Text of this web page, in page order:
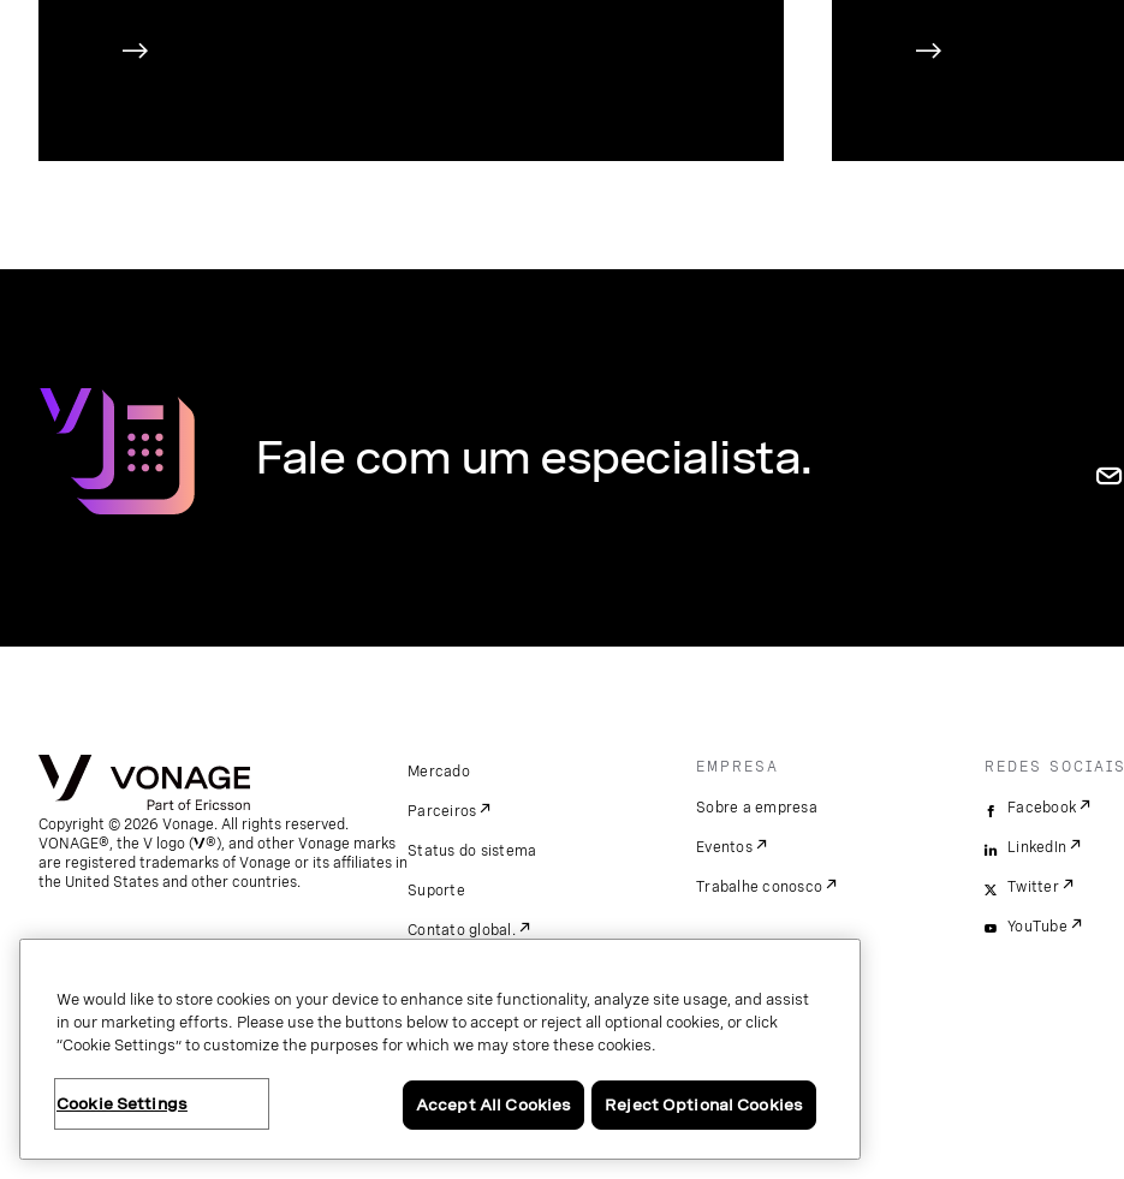
Fale com um especialista.
Copyright © 2026 Vonage. All rights reserved.
VONAGE®, the V logo (
®), and other Vonage marks
are registered trademarks of Vonage or its affiliates in
the United States and other countries.
Mercado
Parceiros
Status do sistema
Suporte
Contato global.
EMPRESA
Sobre a empresa
Eventos
Trabalhe conosco
REDES SOCIAIS
Facebook
LinkedIn
Twitter
YouTube
We would like to store cookies on your device to enhance site functionality, analyze site usage, and assist
in our marketing efforts. Please use the buttons below to accept or reject all optional cookies, or click
“Cookie Settings” to customize the purposes for which we may store these cookies.
Cookie Settings Reject Optional Cookies
Accept All Cookies